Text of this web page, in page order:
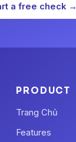
a free check →
PRODUCT
Trang Chủ
Features